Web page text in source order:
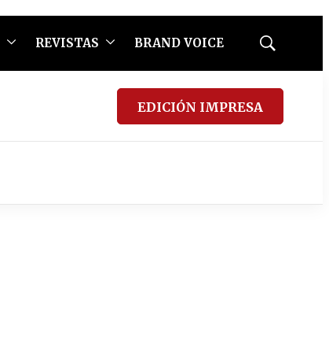
REVISTAS BRAND VOICE
Mostrar
EDICIÓN IMPRESA